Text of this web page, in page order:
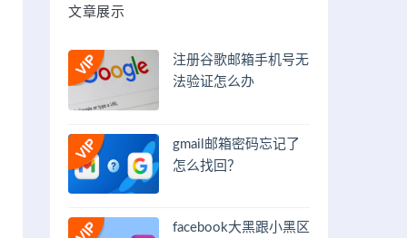
文章展示
注册谷歌邮箱手机号无
法验证怎么办
gmail邮箱密码忘记了
怎么找回？
facebook大黑跟小黑区